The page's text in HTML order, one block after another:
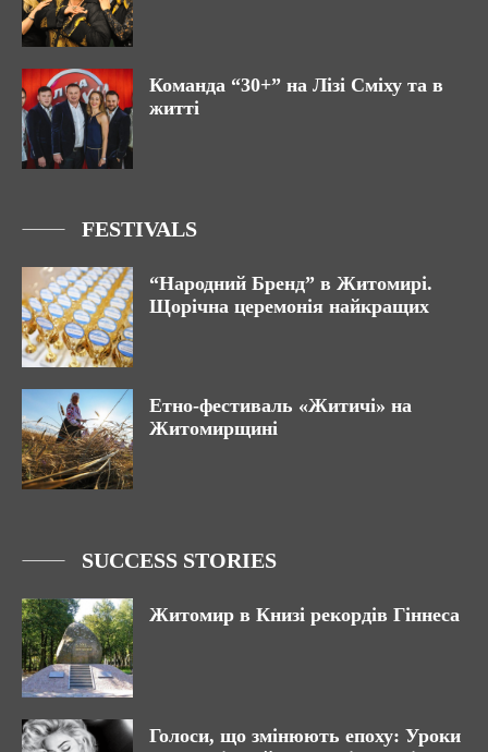
Команда “30+” на Лізі Сміху та в
житті
FESTIVALS
“Народний Бренд” в Житомирі.
Щорічна церемонія найкращих
Етно-фестиваль «Житичі» на
Житомирщині
SUCCESS STORIES
Житомир в Книзі рекордів Гіннеса
Голоси, що змінюють епоху: Уроки